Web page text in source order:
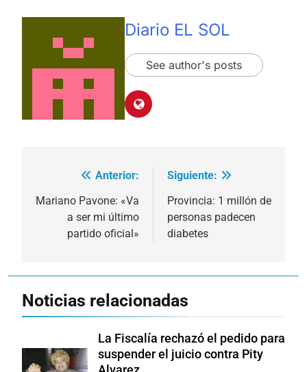
Diario EL SOL
See author's posts
Navegación
de
entradas
Anterior:
Mariano Pavone: «Va
a ser mi último
partido oficial»
Siguiente:
Provincia: 1 millón de
personas padecen
diabetes
Noticias relacionadas
La Fiscalía rechazó el pedido para
suspender el juicio contra Pity